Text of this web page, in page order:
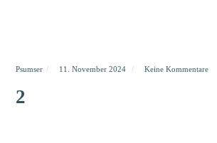
Psumser 11. November 2024 Keine Kommentare
2